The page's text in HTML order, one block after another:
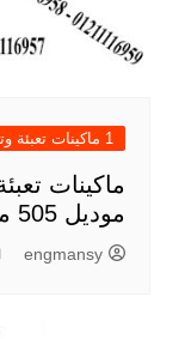
1 ماكينات تعبئة وتغليف السوائل فى اكياس
ماكينات
موديل 505 ماركة المهندس منسى
engmansy